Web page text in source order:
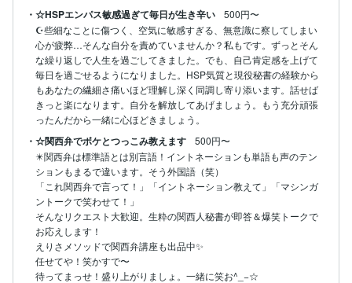
・☆HSPエンパス敏感過ぎて毎日が生き辛い
500円〜
☪️些細なことに傷つく、空気に敏感すぎる、無意識に察してしまい
心が疲弊…そんな自分を責めていませんか？私もです。ずっとそん
な繰り返しで人生を過ごしてきました。でも、自己肯定感を上げて
毎日を過ごせるようになりました。HSP気質と現役秘書の経験から
もあなたの繊細さ痛いほど理解し深く同調し寄り添います。話せば
きっと楽になります。自分を解放してあげましょう。もう充分頑張
ったんだから一緒に心ほどきましょう。
・☆関西弁でボケとつっこみ教えます
500円〜
✴️関西弁は標準語とは別言語！イントネーションも単語も声のテン
ションもまるで違います。そう外国語（笑）
「これ関西弁で言って！」「イントネーション教えて」「マシンガ
ントークで笑わせて！」
そんなリクエスト大歓迎。生粋の関西人秘書が即答＆爆笑トークで
お応えします！
えりさメソッドで関西弁講座も出品中✨
任せてや！笑かすで〜
待ってまっせ！盛り上がりましょ。一緒に笑お^_−☆